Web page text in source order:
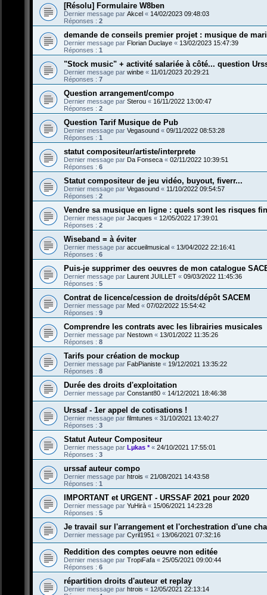
[Résolu] Formulaire W8ben
Dernier message par Akcel « 14/02/2023 09:48:03
Réponses : 2
demande de conseils premier projet : musique de
Dernier message par Florian Duclaye « 13/02/2023 15:47:39
Réponses : 1
"Stock music" + activité salariée à côté... question
Dernier message par winbe « 11/01/2023 20:29:21
Réponses : 7
Question arrangement/compo
Dernier message par Sterou « 16/11/2022 13:00:47
Réponses : 2
Question Tarif Musique de Pub
Dernier message par Vegasound « 09/11/2022 08:53:28
Réponses : 1
statut compositeur/artiste/interprete
Dernier message par Da Fonseca « 02/11/2022 10:39:51
Réponses : 6
Statut compositeur de jeu vidéo, buyout, fiverr...
Dernier message par Vegasound « 11/10/2022 09:54:57
Réponses : 2
Vendre sa musique en ligne : quels sont les risques
Dernier message par Jacques « 12/05/2022 17:39:01
Réponses : 2
Wiseband = à éviter
Dernier message par accueilmusical « 13/04/2022 22:16:41
Réponses : 6
Puis-je supprimer des oeuvres de mon catalogue
Dernier message par Laurent JUILLET « 09/03/2022 11:45:36
Réponses : 5
Contrat de licence/cession de droits/dépôt SACEM
Dernier message par Med « 07/02/2022 15:54:42
Réponses : 9
Comprendre les contrats avec les librairies musicales
Dernier message par Nestown « 13/01/2022 11:35:26
Réponses : 8
Tarifs pour création de mockup
Dernier message par FabPianiste « 19/12/2021 13:35:22
Réponses : 8
Durée des droits d'exploitation
Dernier message par Constant80 « 14/12/2021 18:46:38
Urssaf - 1er appel de cotisations !
Dernier message par filmtunes « 31/10/2021 13:40:27
Réponses : 3
Statut Auteur Compositeur
Dernier message par Lµkas *« 24/10/2021 17:55:01
Réponses : 3
urssaf auteur compo
Dernier message par htrois « 21/08/2021 14:43:58
Réponses : 1
IMPORTANT et URGENT - URSSAF 2021 pour 2020
Dernier message par YuHirà « 15/06/2021 14:23:28
Réponses : 5
Je travail sur l'arrangement et l'orchestration d'une
Dernier message par Cyril1951 « 13/06/2021 07:32:16
Reddition des comptes oeuvre non editée
Dernier message par TropiFafa « 25/05/2021 09:00:44
Réponses : 6
répartition droits d'auteur et replay
Dernier message par htrois « 12/05/2021 22:13:14